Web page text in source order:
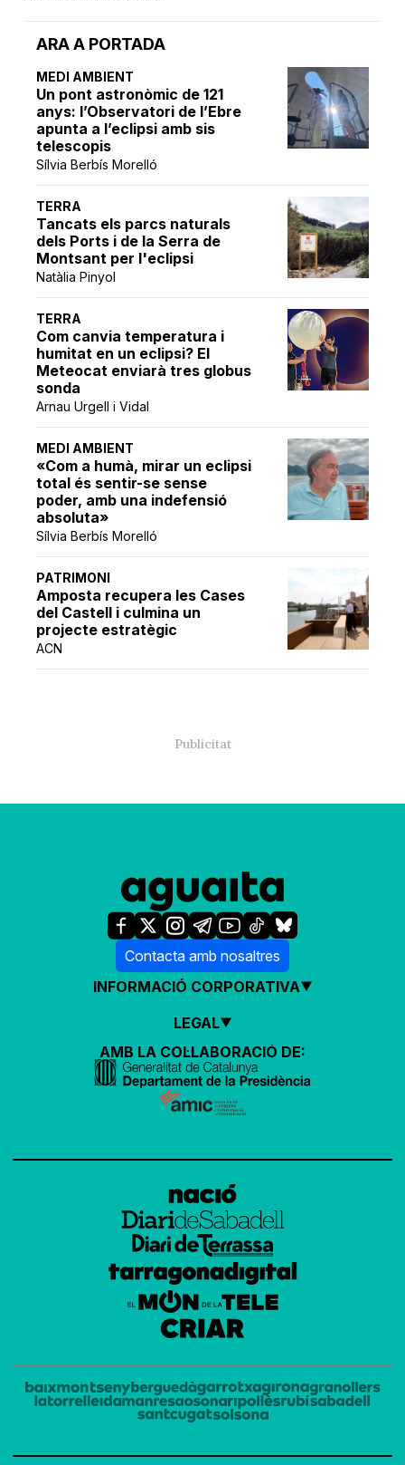
ARA A PORTADA
MEDI AMBIENT
Un pont astronòmic de 121
anys: l’Observatori de l’Ebre
apunta a l’eclipsi amb sis
telescopis
Sílvia Berbís Morelló
TERRA
Tancats els parcs naturals
dels Ports i de la Serra de
Montsant per l'eclipsi
Natàlia Pinyol
TERRA
Com canvia temperatura i
humitat en un eclipsi? El
Meteocat enviarà tres globus
sonda
Arnau Urgell i Vidal
MEDI AMBIENT
«Com a humà, mirar un eclipsi
total és sentir-se sense
poder, amb una indefensió
absoluta»
Sílvia Berbís Morelló
PATRIMONI
Amposta recupera les Cases
del Castell i culmina un
projecte estratègic
ACN
Contacta amb nosaltres
INFORMACIÓ CORPORATIVA
LEGAL
AMB LA COL·LABORACIÓ DE: